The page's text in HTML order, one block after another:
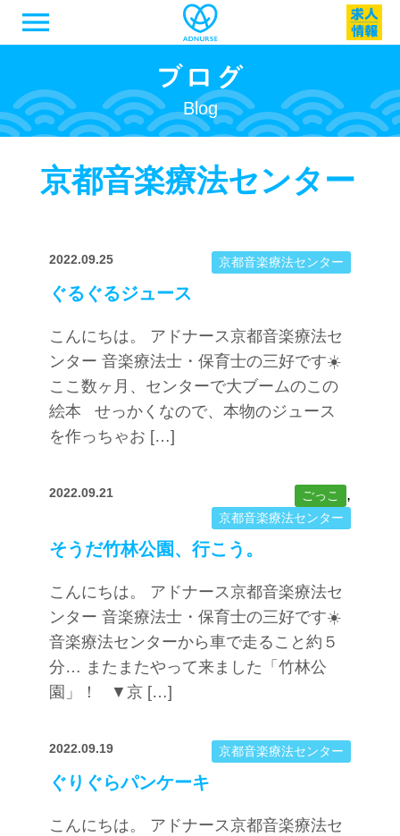
menu
Blog
京都音楽療法センター
2022.09.25 京都音楽療法センター
ぐるぐるジュース
こんにちは。 アドナース京都音楽療法セ
ンター 音楽療法士・保育士の三好です☀️
ここ数ヶ月、センターで大ブームのこの
絵本 せっかくなので、本物のジュース
を作っちゃお […]
2022.09.21 ごっこ ,
京都音楽療法センター
そうだ竹林公園、行こう。
こんにちは。 アドナース京都音楽療法セ
ンター 音楽療法士・保育士の三好です☀️
音楽療法センターから車で走ること約５
分… またまたやって来ました「竹林公
園」！ ▼京 […]
2022.09.19 京都音楽療法センター
ぐりぐらパンケーキ
こんにちは。 アドナース京都音楽療法セ